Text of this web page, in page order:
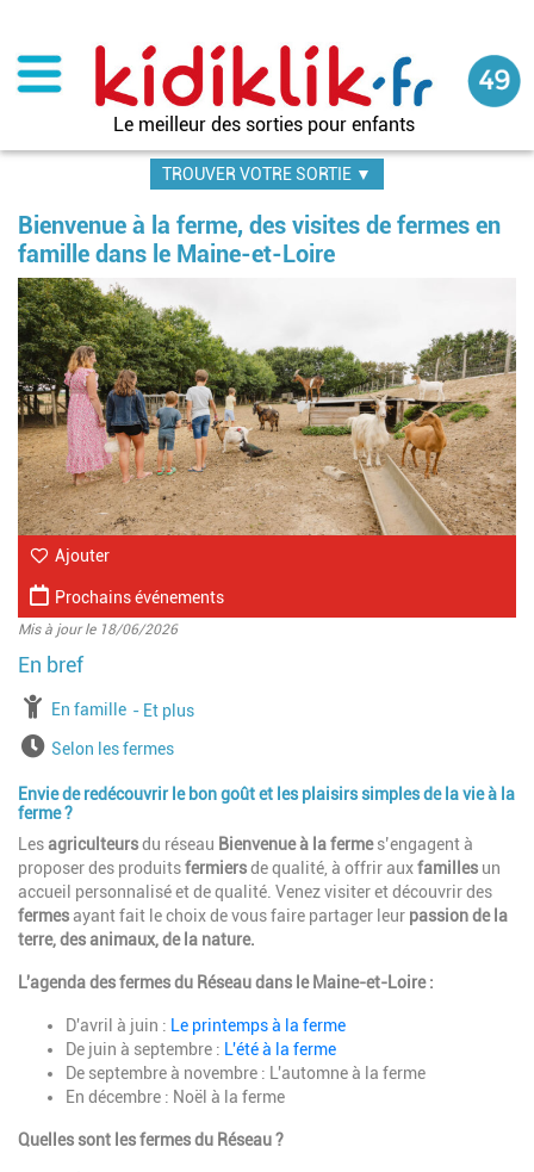
contenu
principal
Le meilleur des sorties pour enfants
TROUVER VOTRE SORTIE ▼
Bienvenue à la ferme, des visites de fermes en
famille dans le Maine-et-Loire
Ajouter
Prochains événements
Mis à jour le 18/06/2026
à partir de
En famille jusqu'à l'âge de
Et plus
HorairesSelon les fermes
Envie de redécouvrir le bon goût et les plaisirs simples de la vie à la
ferme ?
Lesagriculteursdu réseau Bienvenue à la fermes’engagent à
proposer des produitsfermiersde qualité, à offrir auxfamilles un
accueil personnalisé et de qualité. Venez visiter et découvrir des
fermesayant fait le choix de vous faire partager leur passion de la
terre, des animaux, de la nature.
L'agenda des fermes du Réseau dans le Maine-et-Loire :
D'avril à juin : Le printemps à la ferme
De juin à septembre : L'été à la ferme
De septembre à novembre : L'automne à la ferme
En décembre : Noël à la ferme
Quelles sont les fermes du Réseau ?